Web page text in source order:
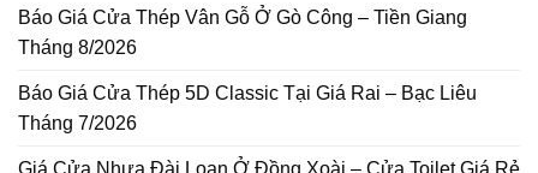
Báo Giá Cửa Thép Vân Gỗ Ở Gò Công – Tiền Giang
Tháng 8/2026
Báo Giá Cửa Thép 5D Classic Tại Giá Rai – Bạc Liêu
Tháng 7/2026